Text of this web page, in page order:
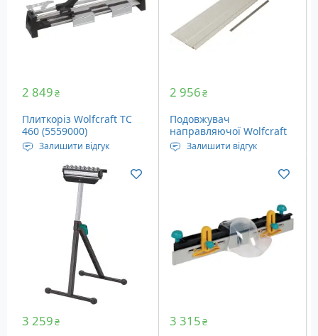
2 849₴
Плиткоріз Wolfcraft TC
460 (5559000)
Залишити відгук
Глибина різу: 4 - 10 мм
Максимальна довжина
різу: 460 мм
Габаритні розміри: 640 x
240 x 240 мм
Вага: 1.72 кг
2 956₴
Подовжувач
направляючої Wolfcraft
(6910000)
Залишити відгук
3 259₴ 3 315₴